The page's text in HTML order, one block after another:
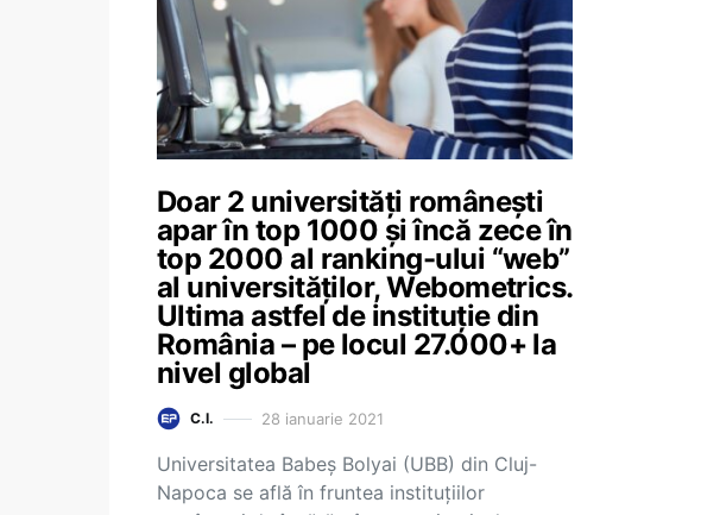
Doar 2 universități românești
apar în top 1000 și încă zece în
top 2000 al ranking-ului “web”
al universităților, Webometrics.
Ultima astfel de instituție din
România – pe locul 27.000+ la
nivel global
C.I. 28 ianuarie 2021
Universitatea Babeș Bolyai (UBB) din Cluj-
Napoca se află în fruntea instituțiilor